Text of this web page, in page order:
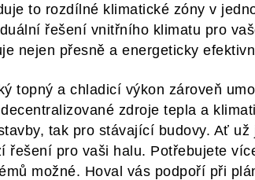
to rozdílné klimatické zóny v
řešení vnitřního klimatu pro
nejen přesně a energeticky
topný a chladicí výkon zároveň
zdroje tepla a
tak pro stávající budovy. Ať
řešení pro vaši halu. Potřebujete
možné. Hoval vás podpoří při